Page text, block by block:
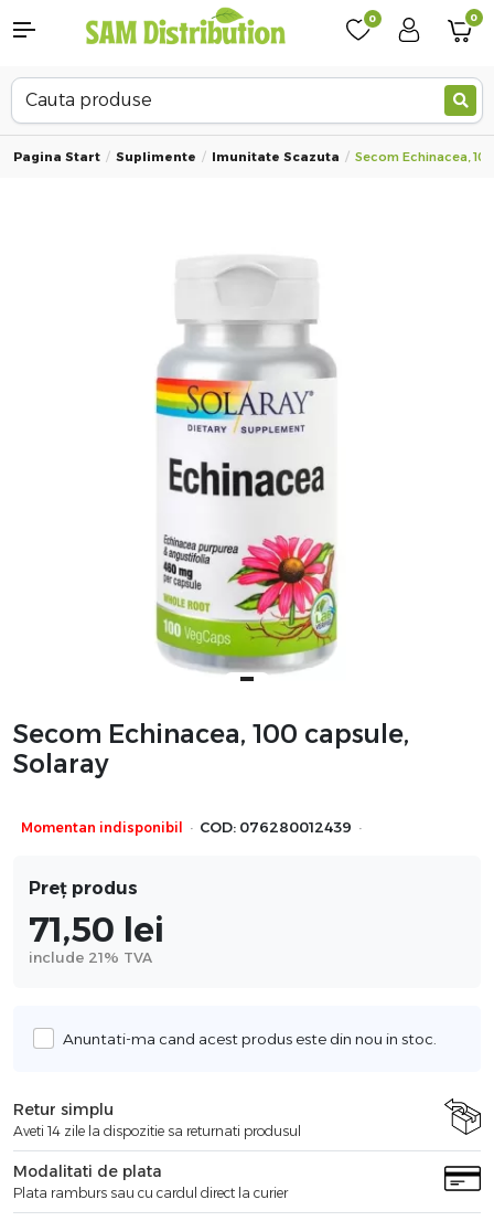
0 0
Pagina Start Suplimente Imunitate Scazuta Secom Echinacea,
Secom Echinacea, 100 capsule,
Solaray
Momentan indisponibil · COD: 076280012439 ·
Preț produs
71,50 lei
include 21% TVA
Anuntati-ma cand acest produs este din nou in stoc.
Retur simplu
Aveti 14 zile la dispozitie sa returnati produsul
Modalitati de plata
Plata ramburs sau cu cardul direct la curier